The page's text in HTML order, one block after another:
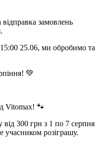
замовлень
25.06, ми обробимо та
💚
Vitomax! 🐾
300 грн з 1 по 7 серпня
учасником розіграшу.